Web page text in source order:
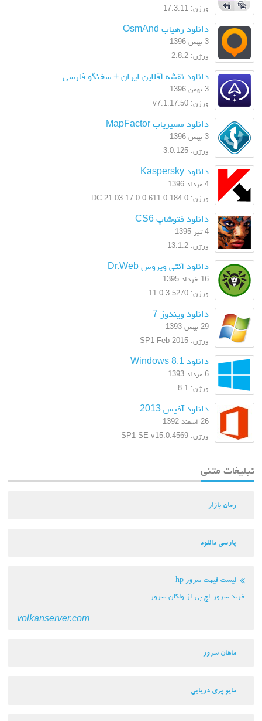
ورژن: 17.3.11
دانلود رهیاب OsmAnd
3 بهمن 1396
ورژن: 2.8.2
دانلود نقشه آفلاین ایران + سخنگو فارسی
3 بهمن 1396
ورژن: v7.1.17.50
دانلود مسیریاب MapFactor
3 بهمن 1396
ورژن: 3.0.125
دانلود Kaspersky
4 مرداد 1396
ورژن: 17.0.0.611.0.184.0.DC.21.03
دانلود فتوشاپ CS6
4 تیر 1395
ورژن: 13.1.2
دانلود آنتی ویروس Dr.Web
16 خرداد 1395
ورژن: 11.0.3.5270
دانلود ویندوز 7
29 بهمن 1393
ورژن: SP1 Feb 2015
دانلود Windows 8.1
6 مرداد 1393
ورژن: 8.1
دانلود آفیس 2013
26 اسفند 1392
ورژن: SP1 SE v15.0.4569
تبلیغات متنی
رمان بازار
پارسی دانلود
لیست قیمت سرور hp
خرید سرور اچ پی از ولکان سرور
volkanserver.com
ماهان سرور
مایو پری دریایی